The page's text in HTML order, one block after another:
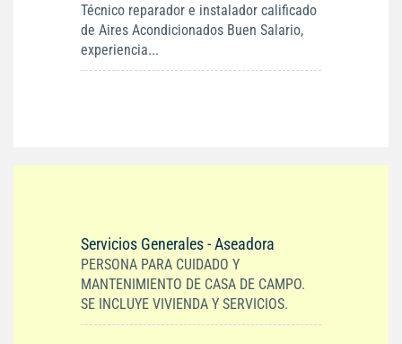
Técnico reparador e instalador calificado
de Aires Acondicionados Buen Salario,
experiencia...
Servicios Generales - Aseadora
PERSONA PARA CUIDADO Y
MANTENIMIENTO DE CASA DE CAMPO.
SE INCLUYE VIVIENDA Y SERVICIOS.